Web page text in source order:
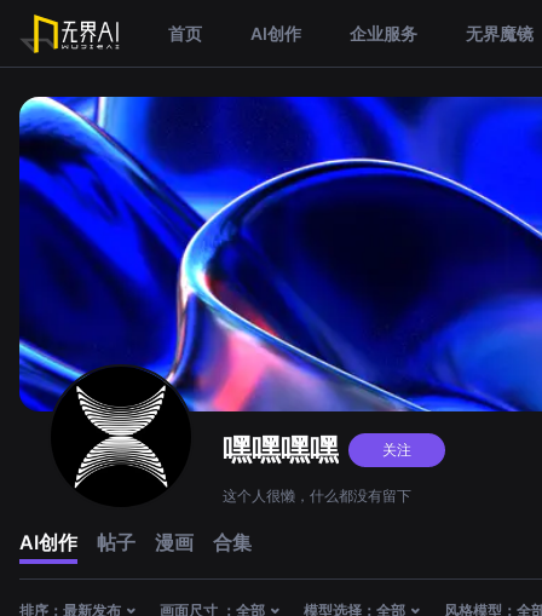
首页 AI创作 企业服务 无界魔镜
嘿嘿嘿嘿 关注
这个人很懒，什么都没有留下
AI创作 帖子 漫画 合集
排序： 最新发布 画面尺寸 ： 全部 模型选择： 全部 风格模型： 全